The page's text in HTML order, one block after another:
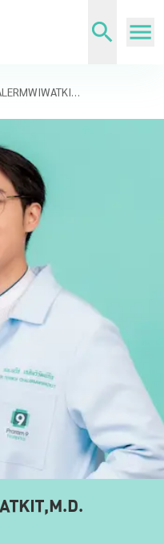
TEWICH CHALERMWIWATKIT,M.D.